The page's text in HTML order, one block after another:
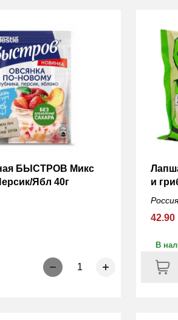
БЫСТРОВ Микс
Ябл 40г
1
и
Россия
42.90
В